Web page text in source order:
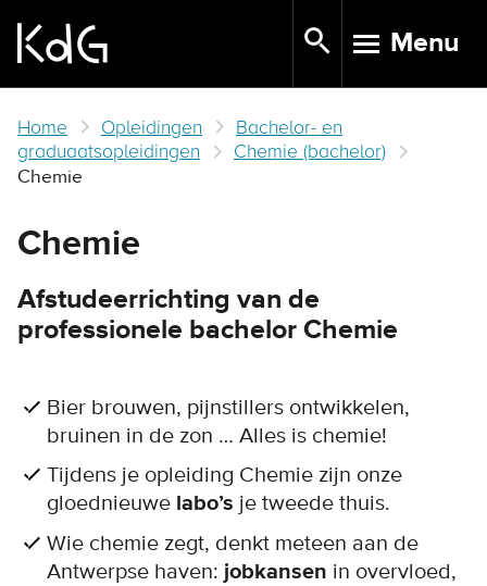
main
TOGGLE
Menu
Home Opleidingen
Bachelor- en
graduaatsopleidingen
Chemie (bachelor)
Chemie
Chemie
Afstudeerrichting van de
professionele bachelor Chemie
Bier brouwen, pijnstillers ontwikkelen,
bruinen in de zon … Alles is chemie!
Tijdens je opleiding Chemie zijn onze
gloednieuwe labo’s je tweede thuis.
Wie chemie zegt, denkt meteen aan de
Antwerpse haven: jobkansen in overvloed,